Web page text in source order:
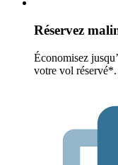
Réservez
Économisez
votre vol réservé*.